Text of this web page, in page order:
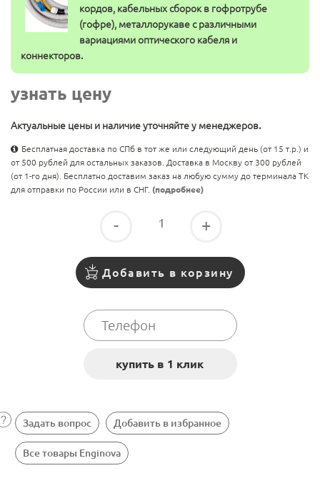
кордов, кабельных сборок в гофротрубе
(гофре), металлорукаве с различными
вариациями оптического кабеля и
коннекторов.
узнать цену
Актуальные цены и наличие уточняйте у менеджеров.
Бесплатная доставка по СПб в тот же или следующий день (от 15 т.р.) и
от 500 рублей для остальных заказов. Доставка в Москву от 300 рублей
(от 1-го дня). Бесплатно доставим заказ на любую сумму до терминала ТК
для отправки по России или в СНГ. (подробнее)
- +
Добавить в корзину
Задать вопрос Добавить в избранное
Все товары Enginova